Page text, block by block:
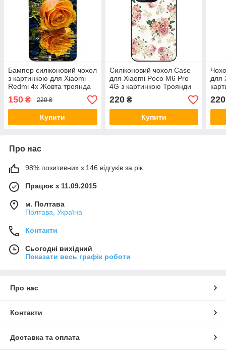
Бампер силіконовий чохол
з картинкою для Xiaomi
Redmi 4x Жовта троянда
150 ₴ 220 ₴
Купити
Силіконовий чохол Case
для Xiaomi Poco M6 Pro
4G з картинкою Троянди
220₴
Купити
для
220
Про нас
98% позитивних з 146 відгуків за рік
Працює з 11.09.2015
м. Полтава
Полтава, Україна
Контакти
Сьогодні вихідний
Показати весь графік роботи
Про нас
Контакти
Доставка та оплата